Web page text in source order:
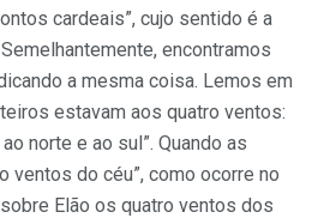
cardeais”, cujo sentido é a
encontramos
a mesma coisa. Lemos em
estavam aos quatro ventos:
norte e ao sul”. Quando as
ventos do céu”, como ocorre no
Elão os quatro ventos dos